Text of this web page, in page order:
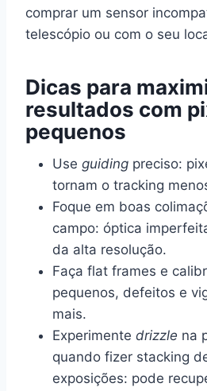
comprar um sensor
telescópio ou com o seu
Dicas para
resultados com
pequenos
Use guiding preciso:
tornam o tracking
Foque em boas
campo: óptica
da alta resolução.
Faça flat frames e
pequenos, defeitos e
mais.
Experimente drizzle na
quando fizer stacking
exposições: pode